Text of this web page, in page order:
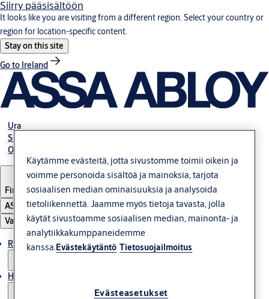
Siirry pääsisältöön
It looks like you are visiting from a different region. Select your country or
region for location-specific content.
Stay on this site
Go to Ireland
Ura
Sijoittajat
Ota yhteys meihin
Finland
ASSA ABLOY Group
Valikko
Ratkaisut
Huolto
Käytämme evästeitä, jotta sivustomme toimii oikein ja
voimme personoida sisältöä ja mainoksia, tarjota
sosiaalisen median ominaisuuksia ja analysoida
tietoliikennettä. Jaamme myös tietoja tavasta, jolla
käytät sivustoamme sosiaalisen median, mainonta- ja
analytiikkakumppaneidemme
kanssa.Evästekäytäntö Tietosuojailmoitus
Evästeasetukset